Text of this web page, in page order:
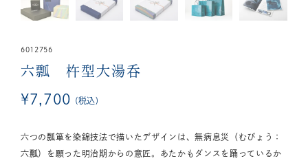
6012756
六瓢 杵型大湯呑
¥7,700 税込
六つの瓢箪を染錦技法で描いたデザインは、無病息災（むびょう：
六瓢）を願った明治期からの意匠。あたかもダンスを踊っているか